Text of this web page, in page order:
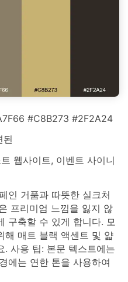
#C8B273 #2F2A24
된
웹사이트, 이벤트 사이니
인 거품과 따뜻한 실크처
프리미엄 느낌을 잃지 않
구축할 수 있게 합니다. 모
해 매트 블랙 액센트 및 얇
. 사용 팁: 본문 텍스트에는
에는 연한 톤을 사용하여